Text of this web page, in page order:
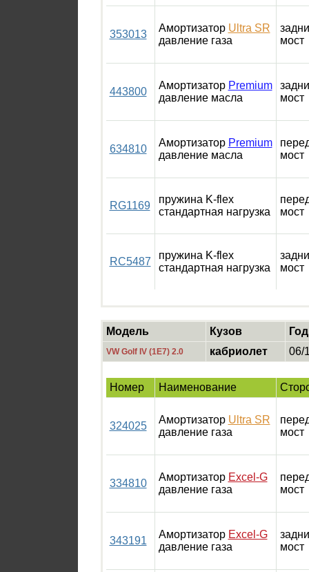
353013
Амортизатор Ultra SR
давление газа
мост
443800
Амортизатор Premium
давление масла
мост
634810
Амортизатор Premium
давление масла
мост
RG1169
пружина K-flex
стандартная нагрузка
мост
RC5487
пружина K-flex
стандартная нагрузка
мост
Модель Кузов
VW Golf IV (1E7) 2.0 кабриолет 06/
Номер Наименование
324025
Амортизатор Ultra SR
давление газа
мост
334810
Амортизатор Excel-G
давление газа
мост
343191
Амортизатор Excel-G
давление газа
мост